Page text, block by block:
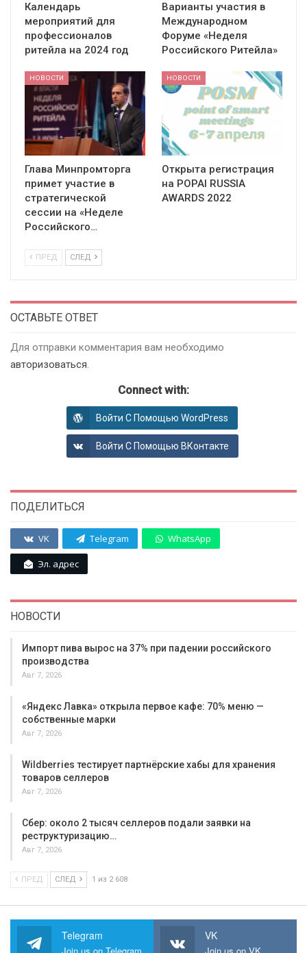
Календарь
мероприятий для
профессионалов
ритейла на 2024 год
Варианты участия в
Международном
Форуме «Неделя
Российского Ритейла»
НОВОСТИ
Глава Минпромторга
примет участие в
стратегической
сессии на «Неделе
Российского…
НОВОСТИ
Открыта регистрация
на POPAI RUSSIA
AWARDS 2022
ПРЕД СЛЕД
ОСТАВЬТЕ ОТВЕТ
Для отправки комментария вам необходимо
авторизоваться.
Connect with:
Войти С Помощью WordPress
Войти С Помощью ВКонтакте
ПОДЕЛИТЬСЯ
VK Telegram WhatsApp
Эл. адрес
НОВОСТИ
Импорт пива вырос на 37% при падении российского
производства
Авг 7, 2026
«Яндекс Лавка» открыла первое кафе: 70% меню —
собственные марки
Авг 7, 2026
Wildberries тестирует партнёрские хабы для хранения
товаров селлеров
Авг 7, 2026
Сбер: около 2 тысяч селлеров подали заявки на
реструктуризацию…
Авг 7, 2026
ПРЕД СЛЕД 1 из 2 608
Telegram VK